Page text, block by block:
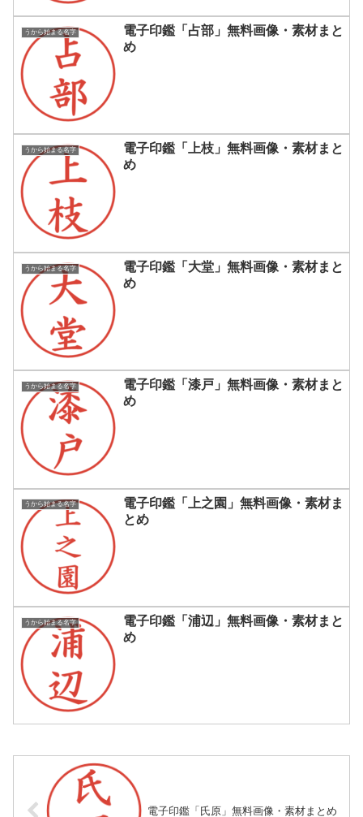
うから始まる名字
電子印鑑「占部」無料画像・素材まと
め
うから始まる名字
電子印鑑「上枝」無料画像・素材まと
め
うから始まる名字
電子印鑑「大堂」無料画像・素材まと
め
うから始まる名字
電子印鑑「漆戸」無料画像・素材まと
め
うから始まる名字
電子印鑑「上之園」無料画像・素材ま
とめ
うから始まる名字
電子印鑑「浦辺」無料画像・素材まと
め
電子印鑑「氏原」無料画像・素材まとめ